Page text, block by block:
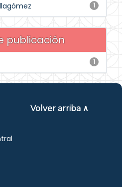
1
publicación
1
Volver arriba ∧